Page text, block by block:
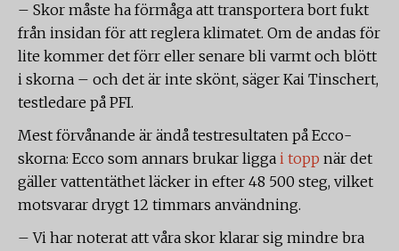
– Skor måste ha förmåga att transportera bort fukt
från insidan för att reglera klimatet. Om de andas för
lite kommer det förr eller senare bli varmt och blött
i skorna – och det är inte skönt, säger Kai Tinschert,
testledare på PFI.
Mest förvånande är ändå testresultaten på Ecco-
skorna: Ecco som annars brukar ligga i topp när det
gäller vattentäthet läcker in efter 48 500 steg, vilket
motsvarar drygt 12 timmars användning.
– Vi har noterat att våra skor klarar sig mindre bra